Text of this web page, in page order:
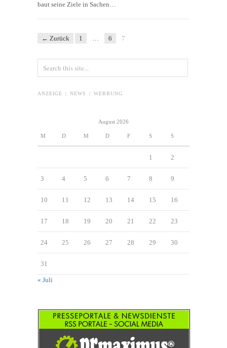
baut seine Ziele in Sachen…
← Zurück 1 … 6 7
ANZEIGE | NEWS | WERBUNG
August 2026
M D M D F S S
1 2
3 4 5 6 7 8 9
10 11 12 13 14 15 16
17 18 19 20 21 22 23
24 25 26 27 28 29 30
31
« Juli